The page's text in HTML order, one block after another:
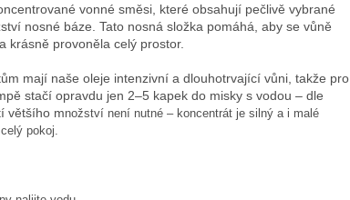
vonné směsi, které obsahují pečlivě vybrané
nosné báze. Tato nosná složka pomáhá, aby se vůně
krásně provoněla celý prostor.
mají naše oleje intenzivní a dlouhotrvající vůni, takže pro
stačí opravdu jen 2–5 kapek do misky s vodou – dle
většího množství není nutné – koncentrát je silný a i malé
pokoj.